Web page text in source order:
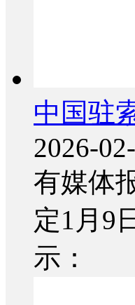
中国驻
2026-
有媒体
定1月9
示：